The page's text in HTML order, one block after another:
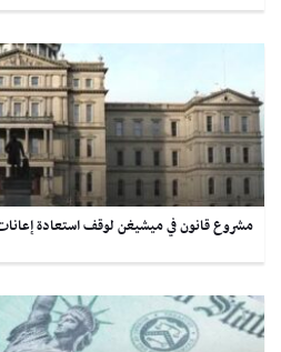
مشروع قانون في ميشيغن لوقف استعادة